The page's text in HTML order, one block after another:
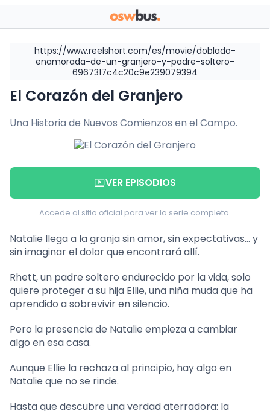
https://www.reelshort.com/es/movie/doblado-
enamorada-de-un-granjero-y-padre-soltero-
6967317c4c20c9e239079394
El Corazón del Granjero
Una Historia de Nuevos Comienzos en el Campo.
VER EPISODIOS
Accede al sitio oficial para ver la serie completa.
Natalie llega a la granja sin amor, sin expectativas… y
sin imaginar el dolor que encontrará allí.
Rhett, un padre soltero endurecido por la vida, solo
quiere proteger a su hija Ellie, una niña muda que ha
aprendido a sobrevivir en silencio.
Pero la presencia de Natalie empieza a cambiar
algo en esa casa.
Aunque Ellie la rechaza al principio, hay algo en
Natalie que no se rinde.
Hasta que descubre una verdad aterradora: la